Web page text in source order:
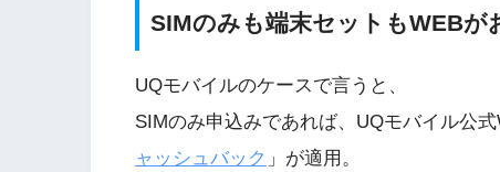
SIMのみも端末セットもWEBが
UQモバイルのケースで言うと、
SIMのみ申込みであれば、UQモバイル公
ャッシュバック 」が適用。